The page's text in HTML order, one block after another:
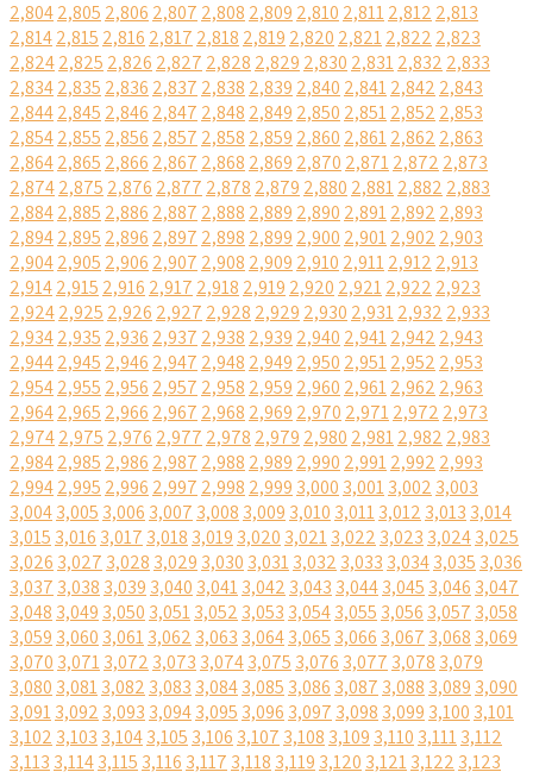
2,8042,805 2,806 2,807 2,808 2,809 2,810 2,8112,812 2,813
2,8142,815 2,816 2,817 2,818 2,819 2,820 2,8212,822 2,823
2,8242,825 2,826 2,827 2,828 2,829 2,830 2,8312,832 2,833
2,8342,835 2,836 2,837 2,838 2,839 2,840 2,8412,842 2,843
2,8442,845 2,846 2,847 2,848 2,849 2,850 2,8512,852 2,853
2,8542,855 2,856 2,857 2,858 2,859 2,860 2,8612,862 2,863
2,8642,865 2,866 2,867 2,868 2,869 2,870 2,8712,872 2,873
2,8742,875 2,876 2,877 2,878 2,879 2,880 2,8812,882 2,883
2,8842,885 2,886 2,887 2,888 2,889 2,890 2,8912,892 2,893
2,8942,895 2,896 2,897 2,898 2,899 2,900 2,9012,902 2,903
2,9042,905 2,906 2,907 2,908 2,909 2,910 2,9112,912 2,913
2,9142,915 2,916 2,917 2,918 2,919 2,920 2,9212,922 2,923
2,9242,925 2,926 2,927 2,928 2,929 2,930 2,9312,932 2,933
2,9342,935 2,936 2,937 2,938 2,939 2,940 2,9412,942 2,943
2,9442,945 2,946 2,947 2,948 2,949 2,950 2,9512,952 2,953
2,9542,955 2,956 2,957 2,958 2,959 2,960 2,9612,962 2,963
2,9642,965 2,966 2,967 2,968 2,969 2,970 2,9712,972 2,973
2,9742,975 2,976 2,977 2,978 2,979 2,980 2,9812,982 2,983
2,9842,985 2,986 2,987 2,988 2,989 2,990 2,9912,992 2,993
2,9942,995 2,996 2,997 2,998 2,999 3,000 3,0013,002 3,003
3,0043,005 3,006 3,007 3,008 3,009 3,010 3,0113,012 3,013 3,014
3,015 3,016 3,017 3,018 3,019 3,020 3,0213,022 3,023 3,0243,025
3,026 3,027 3,028 3,029 3,030 3,0313,032 3,033 3,0343,035 3,036
3,037 3,038 3,039 3,040 3,0413,042 3,043 3,0443,045 3,046 3,047
3,048 3,049 3,050 3,0513,052 3,053 3,0543,055 3,056 3,057 3,058
3,059 3,060 3,0613,062 3,063 3,0643,065 3,066 3,067 3,068 3,069
3,070 3,0713,072 3,073 3,0743,075 3,076 3,077 3,078 3,079
3,080 3,0813,082 3,083 3,0843,085 3,086 3,087 3,088 3,089 3,090
3,0913,092 3,093 3,0943,095 3,096 3,097 3,098 3,099 3,100 3,101
3,102 3,103 3,1043,105 3,106 3,107 3,108 3,109 3,110 3,1113,112
3,113 3,1143,115 3,116 3,117 3,118 3,119 3,120 3,1213,122 3,123